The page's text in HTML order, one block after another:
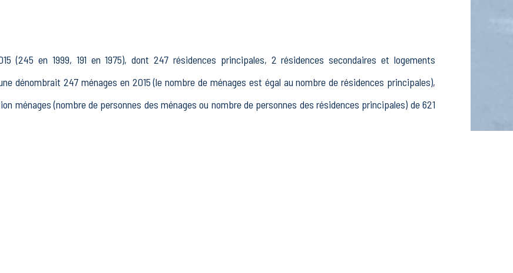
(245 en 1999, 191 en 1975), dont 247 résidences principales, 2 résidences secondaires et logements
dénombrait 247 ménages en 2015 (le nombre de ménages est égal au nombre de résidences principales),
ménages (nombre de personnes des ménages ou nombre de personnes des résidences principales) de 621